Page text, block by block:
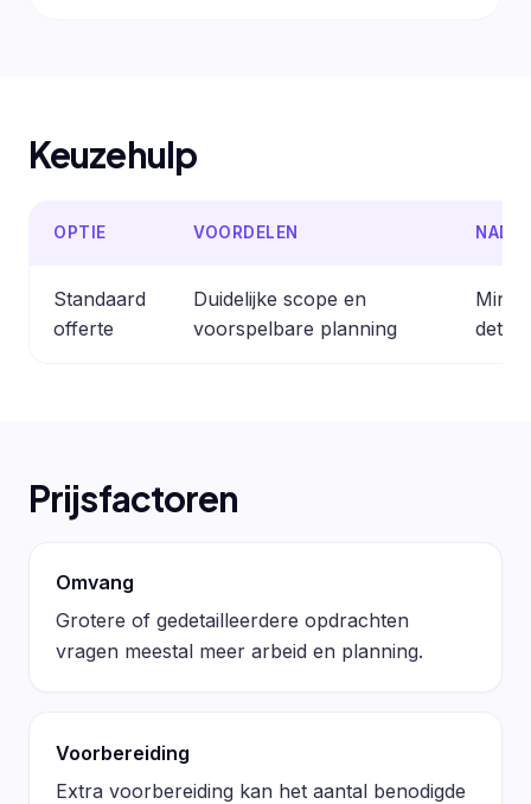
Keuzehulp
OPTIE VOORDELEN
Standaard
offerte
Duidelijke scope en
voorspelbare planning
Prijsfactoren
Omvang
Grotere of gedetailleerdere opdrachten
vragen meestal meer arbeid en planning.
Voorbereiding
Extra voorbereiding kan het aantal benodigde